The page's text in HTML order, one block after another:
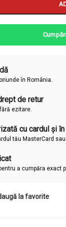
în România.
de retur
ezitare.
cu cardul și
tău MasterCard
a cumpăra exact
la favorite